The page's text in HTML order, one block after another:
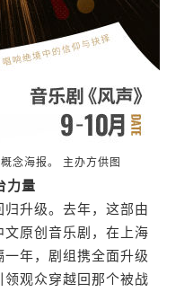
念海报。 主办方供图
力量
升级。去年，这部由
文原创音乐剧，在上海
年，剧组携全面升级
观众穿越回那个被战